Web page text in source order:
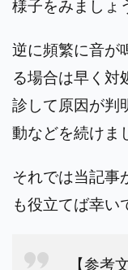
様子をみましょ
逆に頻繁に音が
る場合は早く対
診して原因が判
動などを続けま
それでは当記事
も役立てば幸い
【参考